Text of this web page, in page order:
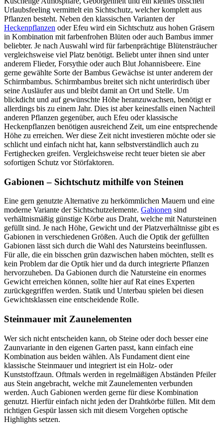
Urlaubsfeeling vermittelt ein Sichtschutz, welcher komplett aus
Pflanzen besteht. Neben den klassischen Varianten der
Heckenpflanzen oder Efeu wird ein Sichtschutz aus hohen Gräsern
in Kombination mit farbenfrohen Blüten oder auch Bambus immer
beliebter. Je nach Auswahl wird für farbenprächtige Blütensträucher
vergleichsweise viel Platz benötigt. Beliebt unter ihnen sind unter
anderem Flieder, Forsythie oder auch Blut Johannisbeere. Eine
gerne gewählte Sorte der Bambus Gewächse ist unter anderem der
Schirmbambus. Schirmbambus breitet sich nicht unterirdisch über
seine Ausläufer aus und bleibt damit an Ort und Stelle. Um
blickdicht und auf gewünschte Höhe heranzuwachsen, benötigt er
allerdings bis zu einem Jahr. Dies ist aber keinesfalls einen Nachteil
anderen Pflanzen gegenüber, auch Efeu oder klassische
Heckenpflanzen benötigen ausreichend Zeit, um eine entsprechende
Höhe zu erreichen. Wer diese Zeit nicht investieren möchte oder sie
schlicht und einfach nicht hat, kann selbstverständlich auch zu
Fertighecken greifen. Vergleichsweise recht teuer bieten sie aber
sofortigen Schutz vor Störfaktoren.
Gabionen – Sichtschutz mithilfe von Steinen
Eine gern genutzte Alternative zu herkömmlichen Mauern und eine
moderne Variante der Sichtschutzelemente. Gabionen sind
verhältnismäßig günstige Körbe aus Draht, welche mit Natursteinen
gefüllt sind. Je nach Höhe, Gewicht und der Platzverhältnisse gibt es
Gabionen in verschiedenen Größen. Auch die Optik der gefüllten
Gabionen lässt sich durch die Wahl des Natursteins beeinflussen.
Für alle, die ein bisschen grün dazwischen haben möchten, stellt es
kein Problem dar die Optik hier und da durch integrierte Pflanzen
hervorzuheben. Da Gabionen durch die Natursteine ein enormes
Gewicht erreichen können, sollte hier auf Rat eines Experten
zurückgegriffen werden. Statik und Unterbau spielen bei diesen
Gewichtsklassen eine entscheidende Rolle.
Steinmauer mit Zaunelementen
Wer sich nicht entscheiden kann, ob Steine oder doch besser eine
Zaunvariante in den eigenen Garten passt, kann einfach eine
Kombination aus beiden wählen. Als Fundament dient eine
klassische Steinmauer und integriert ist ein Holz- oder
Kunststoffzaun. Oftmals werden in regelmäßigen Abständen Pfeiler
aus Stein angebracht, welche mit Zaunelementen verbunden
werden. Auch Gabionen werden gerne für diese Kombination
genutzt. Hierfür einfach nicht jeden der Drahtkörbe füllen. Mit dem
richtigen Gespür lassen sich mit diesem Vorgehen optische
Highlights setzen.